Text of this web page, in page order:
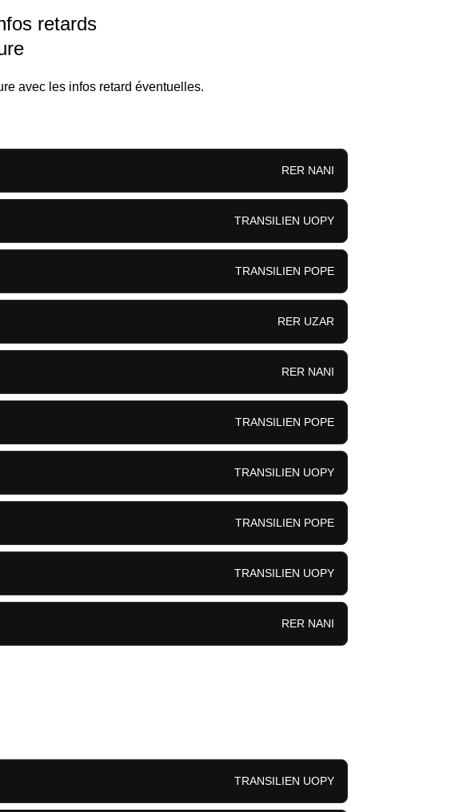
retards
avec les infos retard éventuelles.
RER NANI
TRANSILIEN UOPY
TRANSILIEN POPE
RER UZAR
RER NANI
TRANSILIEN POPE
TRANSILIEN UOPY
TRANSILIEN POPE
TRANSILIEN UOPY
RER NANI
TRANSILIEN UOPY